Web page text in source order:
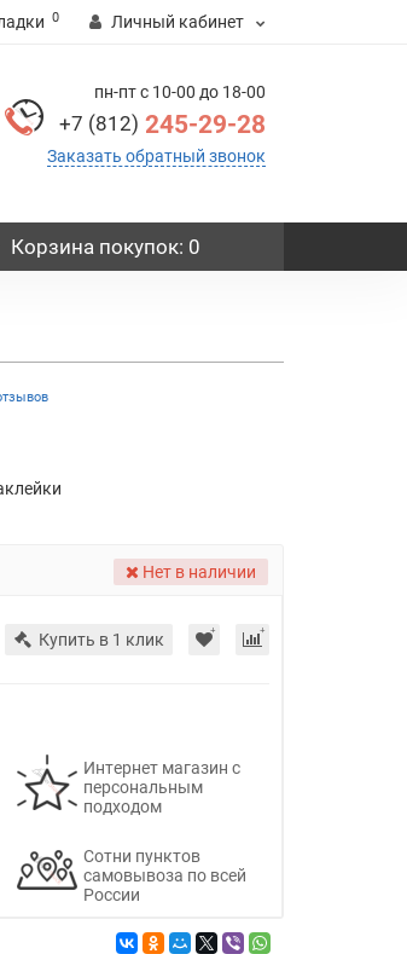
0 Личный кабинет
пн-пт с 10-00 до 18-00
+7 (812) 245-29-28
Заказать обратный звонок
Корзина покупок: 0
Нет в наличии
Купить в 1 клик
Интернет магазин с
персональным
подходом
Сотни пунктов
самовывоза по всей
России